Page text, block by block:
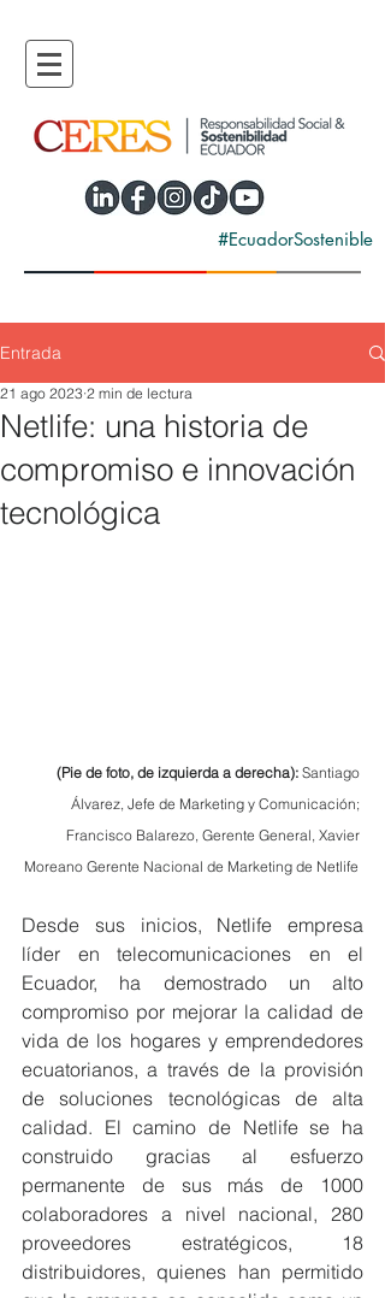
#EcuadorSostenible
Entrada
Netlife: una historia de
compromiso e innovación
tecnológica
21 ago 2023 2 min de lectura
(Pie de foto, de izquierda a derecha): Santiago
Álvarez, Jefe de Marketing y Comunicación;
Francisco Balarezo, Gerente General, Xavier
Moreano Gerente Nacional de Marketing de Netlife
Desde sus inicios, Netlife empresa
líder en telecomunicaciones en el
Ecuador, ha demostrado un alto
compromiso por mejorar la calidad de
vida de los hogares y emprendedores
ecuatorianos, a través de la provisión
de soluciones tecnológicas de alta
calidad. El camino de Netlife se ha
construido gracias al esfuerzo
permanente de sus más de 1000
colaboradores a nivel nacional, 280
proveedores estratégicos, 18
distribuidores, quienes han permitido